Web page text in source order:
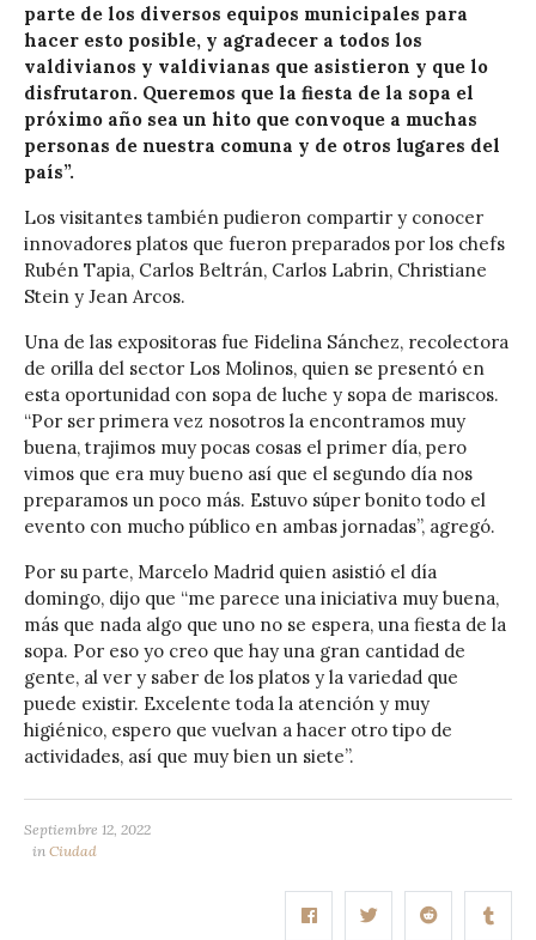
parte de los diversos equipos municipales para
hacer esto posible, y agradecer a todos los
valdivianos y valdivianas que asistieron y que lo
disfrutaron. Queremos que la fiesta de la sopa el
próximo año sea un hito que convoque a muchas
personas de nuestra comuna y de otros lugares del
país”.
Los visitantes también pudieron compartir y conocer
innovadores platos que fueron preparados por los chefs
Rubén Tapia, Carlos Beltrán, Carlos Labrin, Christiane
Stein y Jean Arcos.
Una de las expositoras fue Fidelina Sánchez, recolectora
de orilla del sector Los Molinos, quien se presentó en
esta oportunidad con sopa de luche y sopa de mariscos.
“Por ser primera vez nosotros la encontramos muy
buena, trajimos muy pocas cosas el primer día, pero
vimos que era muy bueno así que el segundo día nos
preparamos un poco más. Estuvo súper bonito todo el
evento con mucho público en ambas jornadas”, agregó.
Por su parte, Marcelo Madrid quien asistió el día
domingo, dijo que “me parece una iniciativa muy buena,
más que nada algo que uno no se espera, una fiesta de la
sopa. Por eso yo creo que hay una gran cantidad de
gente, al ver y saber de los platos y la variedad que
puede existir. Excelente toda la atención y muy
higiénico, espero que vuelvan a hacer otro tipo de
actividades, así que muy bien un siete”.
Septiembre 12, 2022
in Ciudad